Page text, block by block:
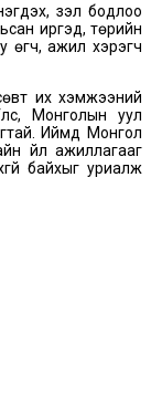
үзэл бодлоо
иргэд, төрийн
өгч, ажил хэрэгч
их хэмжээний
Монголын уул
Иймд Монгол
үйл ажиллагааг
байхыг уриалж